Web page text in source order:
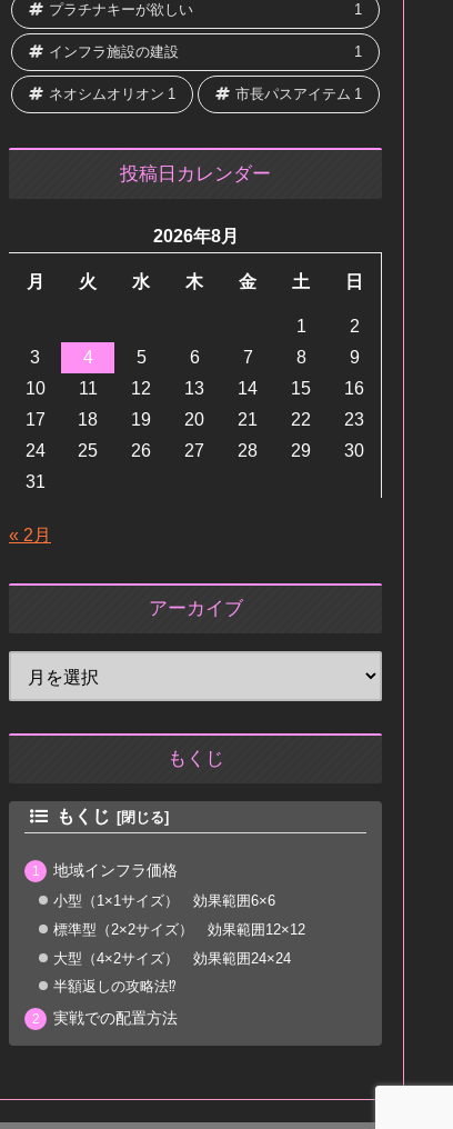
プラチナキーが欲しい 1
インフラ施設の建設 1
ネオシムオリオン 1 市長パスアイテム 1
投稿日カレンダー
2026年8月
月 火 水 木 金 土 日
1
2
3
4 5 6 7 8
9
10
11 12 13 14 15
16
17
18 19 20 21 22
23
24
25 26 27 28 29
30
31
« 2月
アーカイブ
もくじ
もくじ
地域インフラ価格
小型（1×1サイズ） 効果範囲6×6
標準型（2×2サイズ） 効果範囲12×12
大型（4×2サイズ） 効果範囲24×24
半額返しの攻略法⁉
実戦での配置方法